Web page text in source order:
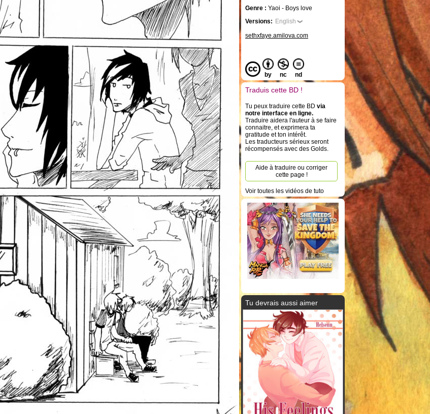
Genre : Yaoi - Boys love
Versions: English
sethxfaye.amilova.com
by nc nd
Traduis cette BD !
Tu peux traduire cette BD via
notre interface en ligne.
Traduire aidera l'auteur à se faire
connaitre, et exprimera ta
gratitude et ton intérêt.
Les traducteurs sérieux seront
récompensés avec des Golds.
Aide à traduire ou corriger
cette page !
Voir toutes les vidéos de tuto
Tu devrais aussi aimer